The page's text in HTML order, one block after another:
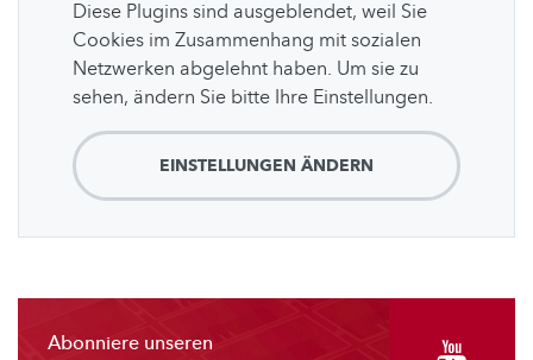
Diese Plugins sind ausgeblendet, weil Sie
Cookies im Zusammenhang mit sozialen
Netzwerken abgelehnt haben. Um sie zu
sehen, ändern Sie bitte Ihre Einstellungen.
EINSTELLUNGEN ÄNDERN
Abonniere unseren